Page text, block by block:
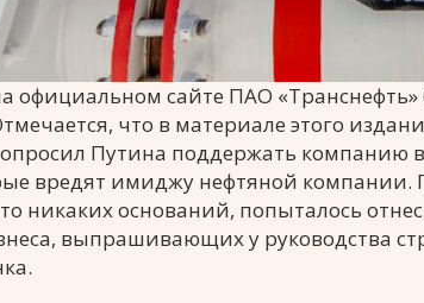
официальном сайте ПАО
что в материале этого
Путина поддержать компанию
вредят имиджу нефтяной компании.
никаких оснований, попыталось
выпрашивающих у руководства